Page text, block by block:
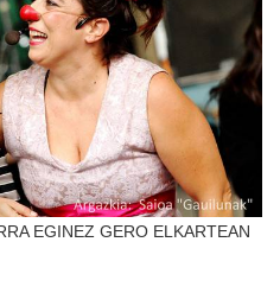
EGINEZ GERO ELKARTEAN